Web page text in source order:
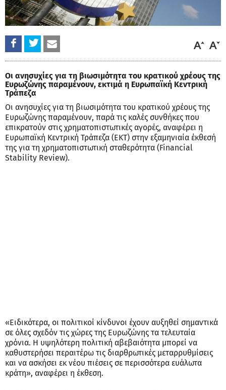
Οι ανησυχίες για τη βιωσιμότητα του κρατικού χρέους της
Ευρωζώνης παραμένουν, εκτιμά η Ευρωπαϊκή Κεντρική
Τράπεζα
Οι ανησυχίες για τη βιωσιμότητα του κρατικού χρέους της
Ευρωζώνης παραμένουν, παρά τις καλές συνθήκες που
επικρατούν στις χρηματοπιστωτικές αγορές, αναφέρει η
Ευρωπαϊκή Κεντρική Τράπεζα (ΕΚΤ) στην εξαμηνιαία έκθεσή
της για τη χρηματοπιστωτική σταθερότητα (Financial
Stability Review).
«Ειδικότερα, οι πολιτικοί κίνδυνοι έχουν αυξηθεί σημαντικά
σε όλες σχεδόν τις χώρες της Ευρωζώνης τα τελευταία
χρόνια. Η υψηλότερη πολιτική αβεβαιότητα μπορεί να
καθυστερήσει περαιτέρω τις διαρθρωτικές μεταρρυθμίσεις
και να ασκήσει εκ νέου πιέσεις σε περισσότερα ευάλωτα
κράτη», αναφέρει η έκθεση.